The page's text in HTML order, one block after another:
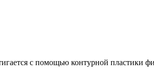
с помощью контурной пластики